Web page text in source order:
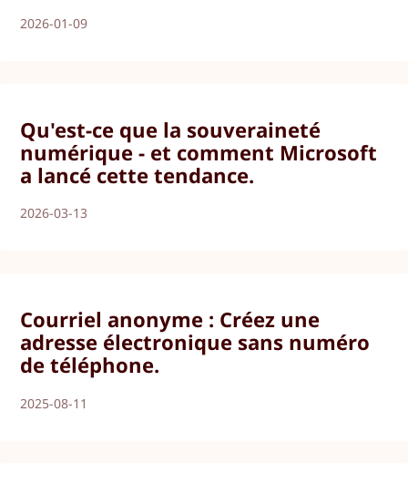
2026-01-09
Qu'est-ce que la souveraineté
numérique - et comment Microsoft
a lancé cette tendance.
2026-03-13
Courriel anonyme : Créez une
adresse électronique sans numéro
de téléphone.
2025-08-11